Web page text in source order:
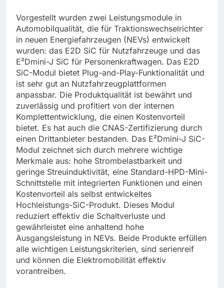
Vorgestellt wurden zwei Leistungsmodule in
Automobilqualität, die für Traktionswechselrichter
in neuen Energiefahrzeugen (NEVs) entwickelt
wurden: das E2D SiC für Nutzfahrzeuge und das
E²Dmini-J SiC für Personenkraftwagen. Das E2D
SiC-Modul bietet Plug-and-Play-Funktionalität und
ist sehr gut an Nutzfahrzeugplattformen
anpassbar. Die Produktqualität ist bewährt und
zuverlässig und profitiert von der internen
Komplettentwicklung, die einen Kostenvorteil
bietet. Es hat auch die CNAS-Zertifizierung durch
einen Drittanbieter bestanden. Das E²Dmini-J SiC-
Modul zeichnet sich durch mehrere wichtige
Merkmale aus: hohe Strombelastbarkeit und
geringe Streuinduktivität, eine Standard-HPD-Mini-
Schnittstelle mit integrierten Funktionen und einen
Kostenvorteil als selbst entwickeltes
Hochleistungs-SiC-Produkt. Dieses Modul
reduziert effektiv die Schaltverluste und
gewährleistet eine anhaltend hohe
Ausgangsleistung in NEVs. Beide Produkte erfüllen
alle wichtigen Leistungskriterien, sind serienreif
und können die Elektromobilität effektiv
vorantreiben.